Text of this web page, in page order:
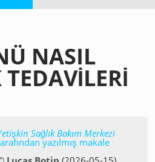
NASIL
Sağlık Bakım Merkezi
yazılmış makale